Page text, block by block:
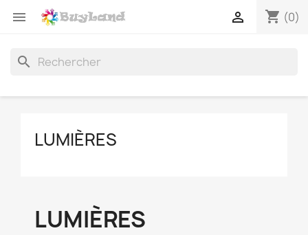
 shopping_cart (0)

search
LUMIÈRES
LUMIÈRES